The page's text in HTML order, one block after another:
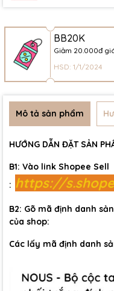
BB20K
Giảm 20.000đ
HSD: 1/1/2024
Mô tả sản phẩm
HƯỚNG DẪN ĐẶT SẢN
B1: Vào link Shopee Sell
: https://
B2: Gõ mã định danh
của shop:
Các lấy mã định danh